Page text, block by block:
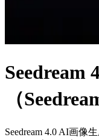
Seedream
（
Seedream 4.0 AI画像